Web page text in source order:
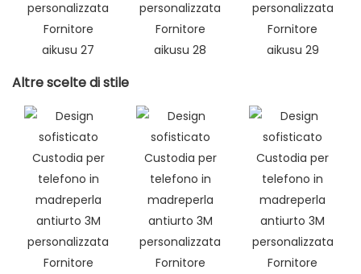
Altre scelte di stile